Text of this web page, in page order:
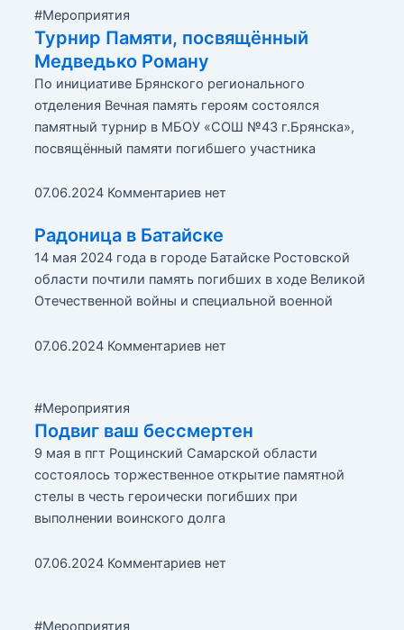
#Мероприятия
Турнир Памяти, посвящённый
Медведько Роману
По инициативе Брянского регионального
отделения Вечная память героям состоялся
памятный турнир в МБОУ «СОШ №43 г.Брянска»,
посвящённый памяти погибшего участника
07.06.2024 Комментариев нет
Радоница в Батайске
14 мая 2024 года в городе Батайске Ростовской
области почтили память погибших в ходе Великой
Отечественной войны и специальной военной
07.06.2024 Комментариев нет
#Мероприятия
Подвиг ваш бессмертен
9 мая в пгт Рощинский Самарской области
состоялось торжественное открытие памятной
стелы в честь героически погибших при
выполнении воинского долга
07.06.2024 Комментариев нет
#Мероприятия